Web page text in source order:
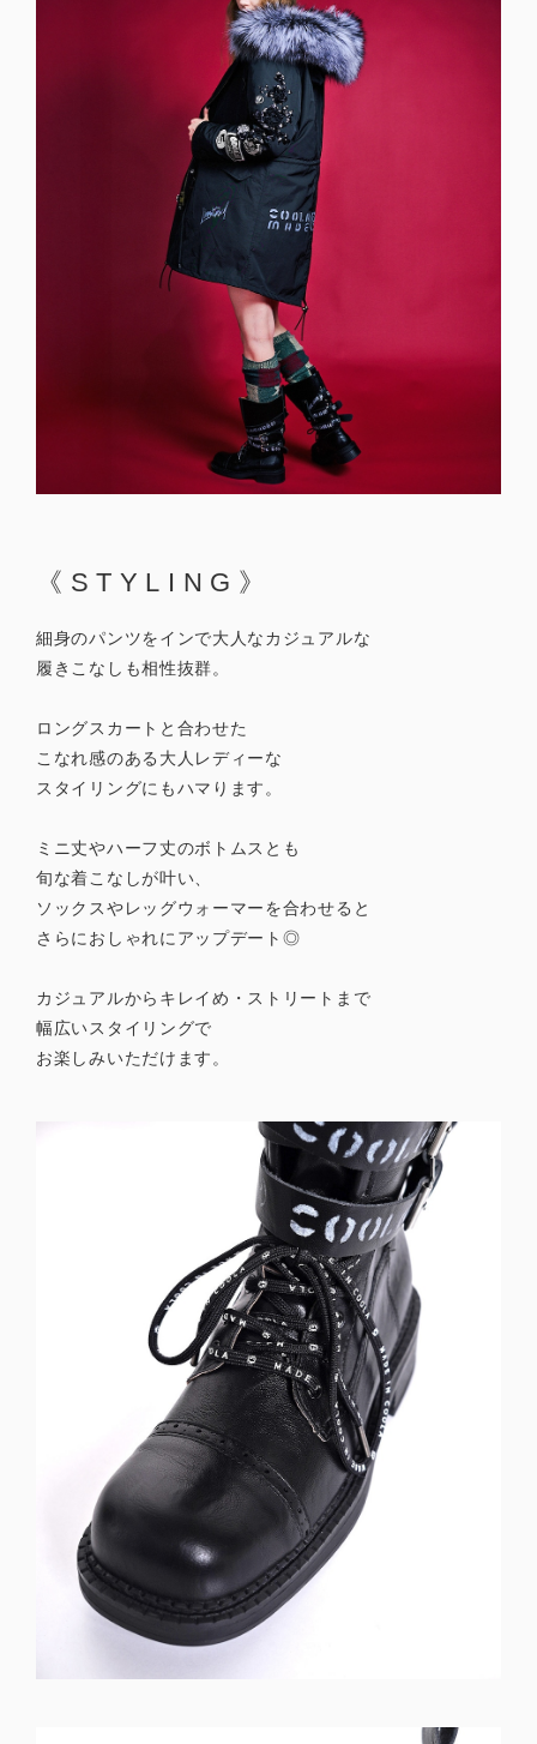
《STYLING》
細身のパンツをインで大人なカジュアルな
履きこなしも相性抜群。
ロングスカートと合わせた
こなれ感のある大人レディーな
スタイリングにもハマります。
ミニ丈やハーフ丈のボトムスとも
旬な着こなしが叶い、
ソックスやレッグウォーマーを合わせると
さらにおしゃれにアップデート◎
カジュアルからキレイめ・ストリートまで
幅広いスタイリングで
お楽しみいただけます。